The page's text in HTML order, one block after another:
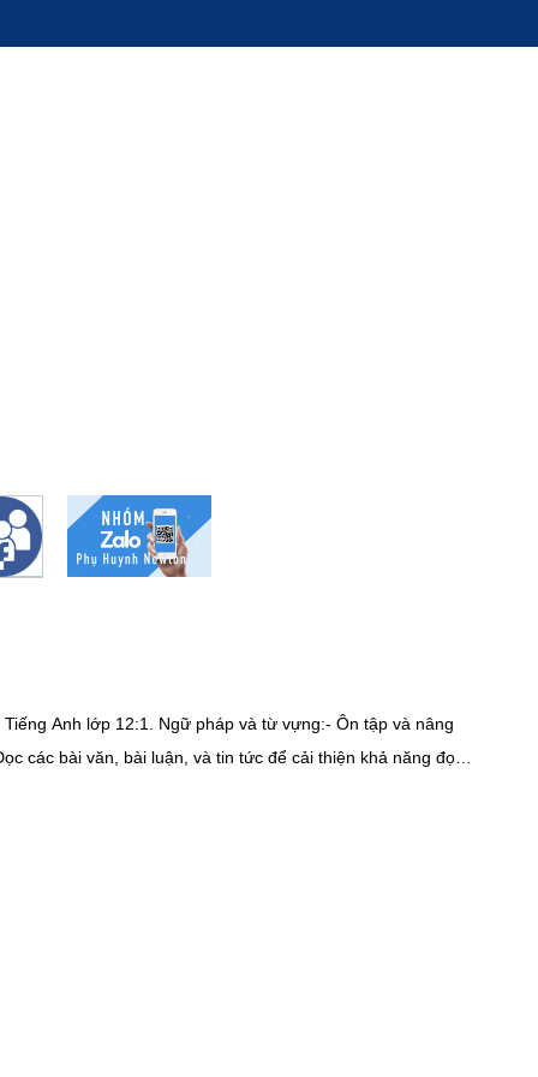
Anh lớp 12:1. Ngữ pháp và từ vựng:- Ôn tập và nâng
có thể sử dụng app học tiếng Anh cho người lớn tuổi
hoặc các trang chia sẻ tài nguyên tương tự. Bất kể bạn
ngữ mới.